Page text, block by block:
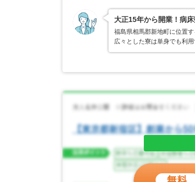
大正15年から開業！病
福島県相馬郡新地町に位置
広々とした寮は単身でも利